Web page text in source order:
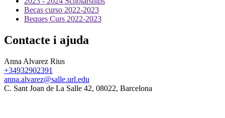
Becas curso 2022-2023
Beques Curs 2022-2023
Contacte i ajuda
Anna Alvarez Rius
+34932902391
anna.alvarez@salle.url.edu
C. Sant Joan de La Salle 42, 08022, Barcelona